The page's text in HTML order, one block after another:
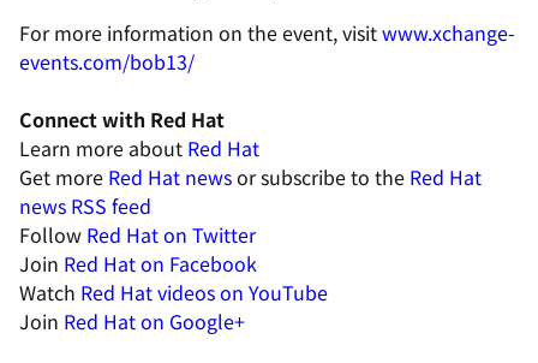
For more information on the event, visitwww.xchange-
events.com/bob13/
Connect with Red Hat
Learn more about Red Hat
Get more Red Hat newsor subscribe to the Red Hat
news RSS feed
Follow Red Hat on Twitter
Join Red Hat on Facebook
Watch Red Hat videos on YouTube
Join Red Hat on Google+